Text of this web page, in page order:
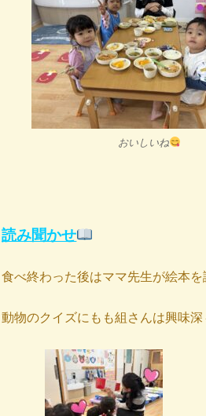
おいしいね
読み聞かせ
食べ終わった後はママ先生が絵本
動物のクイズにもも組さんは興味深